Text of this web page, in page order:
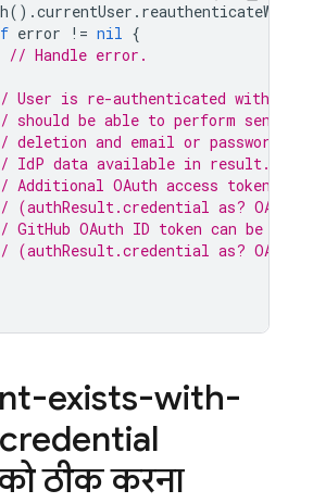
().currentUser .
error != nil {
// Handle error.
User is re-authenticated with
should be able to perform
deletion and email or password
IdP data available in
Additional OAuth access token is
(authResult.credential as?
GitHub OAuth ID token can be
(authResult.credential as?
exists-with-
ठीक करना